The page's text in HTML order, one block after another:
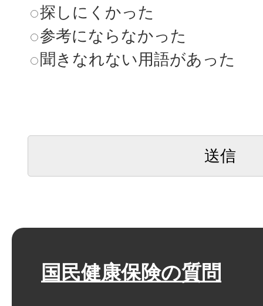
探しにくかった
参考にならなかった
聞きなれない用語があった
国民健康保険の質問